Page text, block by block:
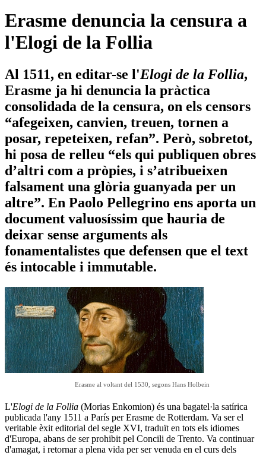
Erasme denuncia la censura a
l'Elogi de la Follia
Al 1511, en editar-se l'Elogi de la Follia,
Erasme ja hi denuncia la pràctica
consolidada de la censura, on els censors
“afegeixen, canvien, treuen, tornen a
posar, repeteixen, refan”. Però, sobretot,
hi posa de relleu “els qui publiquen obres
d’altri com a pròpies, i s’atribueixen
falsament una glòria guanyada per un
altre”. En Paolo Pellegrino ens aporta un
document valuosíssim que hauria de
deixar sense arguments als
fonamentalistes que defensen que el text
és intocable i immutable.
Erasme al voltant del 1530, segons Hans Holbein
L'Elogi de la Follia (Morias Enkomion) és una bagatel·la satírica
publicada l'any 1511 a París per Erasme de Rotterdam. Va ser el
veritable èxit editorial del segle XVI, traduït en tots els idiomes
d'Europa, abans de ser prohibit pel Concili de Trento. Va continuar
d'amagat, i retornar a plena vida per ser venuda en el curs dels